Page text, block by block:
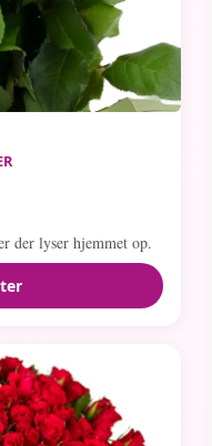
der lyser hjemmet op.